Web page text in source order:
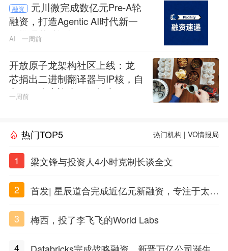
融资
元川微完成数亿元Pre-A轮
融资，打造Agentic AI时代新一
代推理基础设施
AI 一周前
开放原子龙架构社区上线：龙
芯捐出二进制翻译器与IP核，自
主CPU生态迎来开源拐点
一周前
热门TOP5 热门机构 |VC情报局
1 梁文锋与投资人4小时克制长谈全文
2
首发| 星辰道合完成近亿元新融资，专注于太空
3
梅西，投了李飞飞的World Labs
4 Databricks完成战略融资，新晋万亿公司诞生